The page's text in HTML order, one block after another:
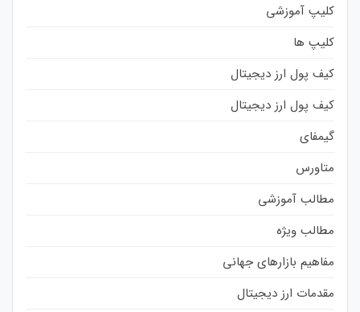
کلیپ آموزشی
کلیپ ها
کیف پول ارز دیجیتال
کیف پول ارز دیجیتال
گیمفای
متاورس
مطالب آموزشی
مطالب ویژه
مفاهیم بازارهای جهانی
مقدمات ارز دیجیتال